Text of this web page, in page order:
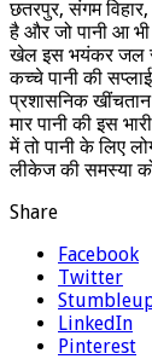
छतरपुर, संगम
है और जो पानी आ
खेल इस भयंकर जल
कच्चे पानी की
प्रशासनिक
मार पानी की इस
में तो पानी के लिए
लीकेज की समस्या
Share
Facebook
Twitter
LinkedIn
Pinterest